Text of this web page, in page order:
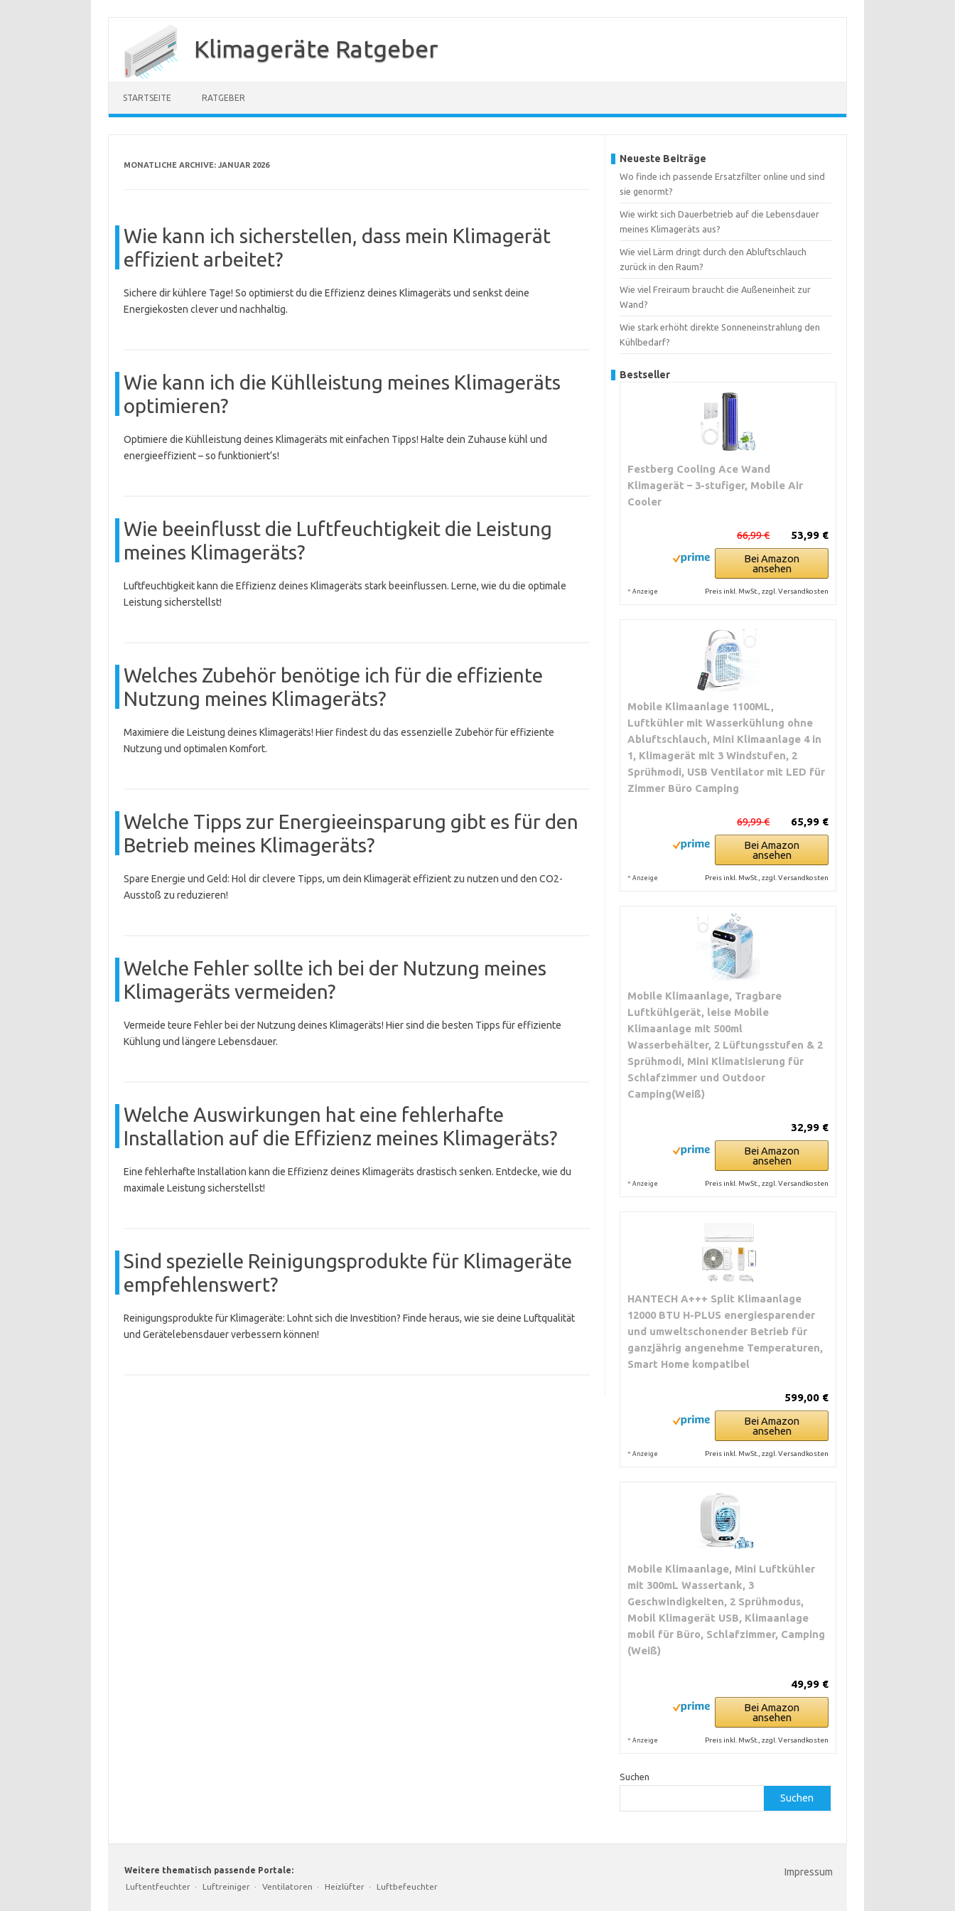
Klimageräte Ratgeber
STARTSEITE RATGEBER
MONATLICHE ARCHIVE: JANUAR 2026
Wie kann ich sicherstellen, dass mein Klimagerät
effizient arbeitet?
Sichere dir kühlere Tage! So optimierst du die Effizienz deines Klimageräts und senkst deine
Energiekosten clever und nachhaltig.
Wie kann ich die Kühlleistung meines Klimageräts
optimieren?
Optimiere die Kühlleistung deines Klimageräts mit einfachen Tipps! Halte dein Zuhause kühl und
energieeffizient – so funktioniert’s!
Wie beeinflusst die Luftfeuchtigkeit die Leistung
meines Klimageräts?
Luftfeuchtigkeit kann die Effizienz deines Klimageräts stark beeinflussen. Lerne, wie du die optimale
Leistung sicherstellst!
Welches Zubehör benötige ich für die effiziente
Nutzung meines Klimageräts?
Maximiere die Leistung deines Klimageräts! Hier findest du das essenzielle Zubehör für effiziente
Nutzung und optimalen Komfort.
Welche Tipps zur Energieeinsparung gibt es für den
Betrieb meines Klimageräts?
Spare Energie und Geld: Hol dir clevere Tipps, um dein Klimagerät effizient zu nutzen und den CO2-
Ausstoß zu reduzieren!
Welche Fehler sollte ich bei der Nutzung meines
Klimageräts vermeiden?
Vermeide teure Fehler bei der Nutzung deines Klimageräts! Hier sind die besten Tipps für effiziente
Kühlung und längere Lebensdauer.
Welche Auswirkungen hat eine fehlerhafte
Installation auf die Effizienz meines Klimageräts?
Eine fehlerhafte Installation kann die Effizienz deines Klimageräts drastisch senken. Entdecke, wie du
maximale Leistung sicherstellst!
Sind spezielle Reinigungsprodukte für Klimageräte
empfehlenswert?
Reinigungsprodukte für Klimageräte: Lohnt sich die Investition? Finde heraus, wie sie deine Luftqualität
und Gerätelebensdauer verbessern können!
Neueste Beiträge
Wo finde ich passende Ersatzfilter online und sind
sie genormt?
Wie wirkt sich Dauerbetrieb auf die Lebensdauer
meines Klimageräts aus?
Wie viel Lärm dringt durch den Abluftschlauch
zurück in den Raum?
Wie viel Freiraum braucht die Außeneinheit zur
Wand?
Wie stark erhöht direkte Sonneneinstrahlung den
Kühlbedarf?
Bestseller
Festberg Cooling Ace Wand
Klimagerät – 3-stufiger, Mobile Air
Cooler
53,99 €
66,99 €
Bei Amazon
ansehen
* Anzeige Preis inkl. MwSt., zzgl. Versandkosten
Mobile Klimaanlage 1100ML,
Luftkühler mit Wasserkühlung ohne
Abluftschlauch, Mini Klimaanlage 4 in
1, Klimagerät mit 3 Windstufen, 2
Sprühmodi, USB Ventilator mit LED für
Zimmer Büro Camping
65,99 €
69,99 €
Bei Amazon
ansehen
* Anzeige Preis inkl. MwSt., zzgl. Versandkosten
Mobile Klimaanlage, Tragbare
Luftkühlgerät, leise Mobile
Klimaanlage mit 500ml
Wasserbehälter, 2 Lüftungsstufen & 2
Sprühmodi, Mini Klimatisierung für
Schlafzimmer und Outdoor
Camping(Weiß)
32,99 €
Bei Amazon
ansehen
* Anzeige Preis inkl. MwSt., zzgl. Versandkosten
HANTECH A+++ Split Klimaanlage
12000 BTU H-PLUS energiesparender
und umweltschonender Betrieb für
ganzjährig angenehme Temperaturen,
Smart Home kompatibel
599,00 €
Bei Amazon
ansehen
* Anzeige Preis inkl. MwSt., zzgl. Versandkosten
Mobile Klimaanlage, Mini Luftkühler
mit 300mL Wassertank, 3
Geschwindigkeiten, 2 Sprühmodus,
Mobil Klimagerät USB, Klimaanlage
mobil für Büro, Schlafzimmer, Camping
(Weiß)
49,99 €
Bei Amazon
ansehen
* Anzeige Preis inkl. MwSt., zzgl. Versandkosten
Suchen
Suchen
Weitere thematisch passende Portale:
Luftentfeuchter · Luftreiniger · Ventilatoren · Heizlüfter · Luftbefeuchter
Impressum